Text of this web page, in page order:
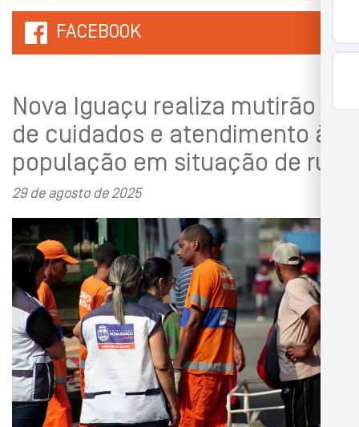
FACEBOOK
Nova Iguaçu realiza mutirão
de cuidados e atendimento à
população em situação de rua
29 de agosto de 2025